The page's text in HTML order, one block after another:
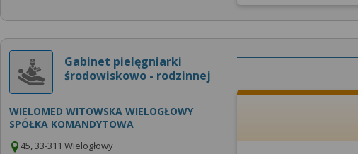
Gabinet pielęgniarki
środowiskowo - rodzinnej
WIELOMED WITOWSKA WIELOGŁOWY
SPÓŁKA KOMANDYTOWA
45, 33-311 Wielogłowy